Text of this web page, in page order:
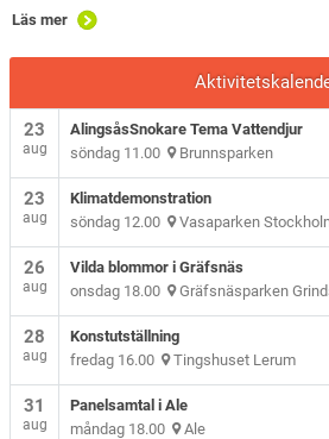
Läs mer
23
aug
AlingsåsSnokare Tema Vattendjur
söndag 11.00 Brunnsparken
23
aug
Klimatdemonstration
söndag 12.00 Vasaparken
26
aug
Vilda blommor i Gräfsnäs
onsdag 18.00 Gräfsnäsparken
28
aug
Konstutställning
fredag 16.00 Tingshuset Lerum
31
aug
Panelsamtal i Ale
måndag 18.00 Ale